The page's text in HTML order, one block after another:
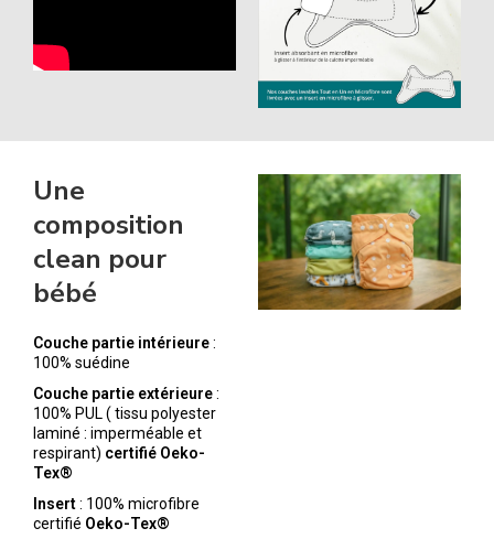
Une
composition
clean pour
bébé
Couche partie intérieure:
100% suédine
Couche partie extérieure:
100% PUL ( tissu polyester
laminé : imperméable et
respirant) certifié Oeko-
Tex®
Insert: 100% microfibre
certifié Oeko-Tex®